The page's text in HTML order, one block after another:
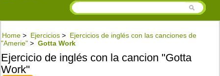
Home > Ejercicios > Ejercicios de inglés con las canciones de
"Amerie" > Gotta Work
Ejercicio de inglés con la cancion "Gotta
Work"